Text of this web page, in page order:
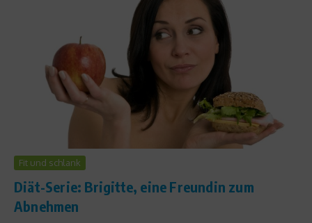
Fit und schlank
Diät-Serie: Brigitte, eine Freundin zum
Abnehmen